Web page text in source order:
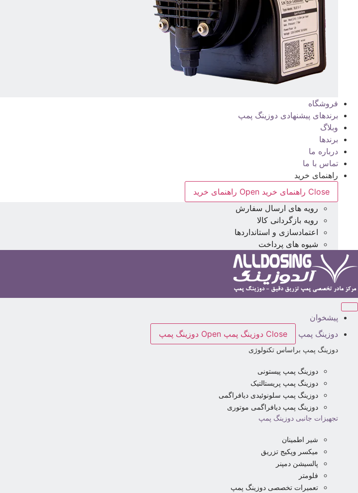
فروشگاه
برندهای پیشنهادی دوزینگ پمپ
وبلاگ
برندها
درباره ما
تماس با ما
راهنمای خرید
Close راهنمای خرید
Open راهنمای خرید
رویه های ارسال سفارش
رویه بازگردانی کالا
اعتمادسازی و استانداردها
شیوه های پرداخت
پیشخوان
دوزینگ پمپ
Close دوزینگ پمپ Open دوزینگ پمپ
دوزینگ پمپ براساس تکنولوژی
دوزینگ پمپ پیستونی
دوزینگ پمپ پریستالتیک
دوزینگ پمپ سلونوئیدی دیافراگمی
دوزینگ پمپ دیافراگمی موتوری
تجهیزات جانبی دوزینگ پمپ
شیر اطمینان
میکسر وپکیج تزریق
پالسیشن دمپنر
فلومتر
تعمیرات تخصصی دوزینگ پمپ